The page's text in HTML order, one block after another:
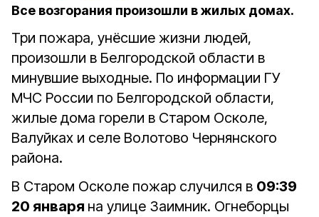
Все возгорания произошли в жилых домах.
Три пожара, унёсшие жизни людей,
произошли в Белгородской области в
минувшие выходные. По информации ГУ
МЧС России по Белгородской области,
жилые дома горели в Старом Осколе,
Валуйках и селе Волотово Чернянского
района.
В Старом Осколе пожар случился в 09:39
20 января на улице Заимник. Огнеборцы